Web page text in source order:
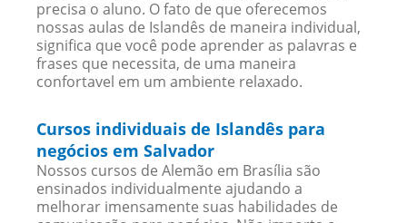
precisa o aluno. O fato de que oferecemos
nossas aulas de Islandês de maneira individual,
significa que você pode aprender as palavras e
frases que necessita, de uma maneira
confortavel em um ambiente relaxado.
Cursos individuais de Islandês para
negócios em Salvador
Nossos cursos de Alemão em Brasília são
ensinados individualmente ajudando a
melhorar imensamente suas habilidades de